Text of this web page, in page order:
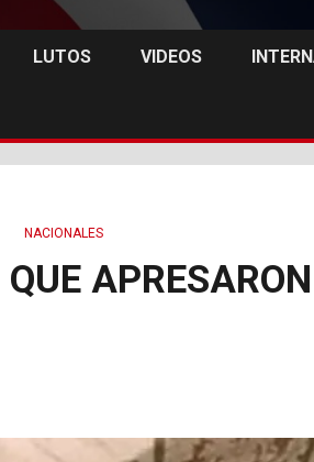
LUTOS VIDEOS
NACIONALES